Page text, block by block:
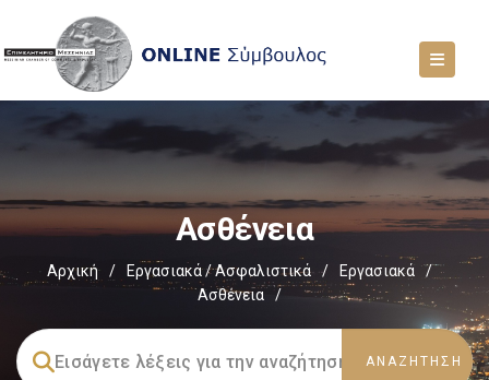
Ασθένεια
Αρχική / Εργασιακά / Ασφαλιστικά / Εργασιακά
/
Ασθένεια
/